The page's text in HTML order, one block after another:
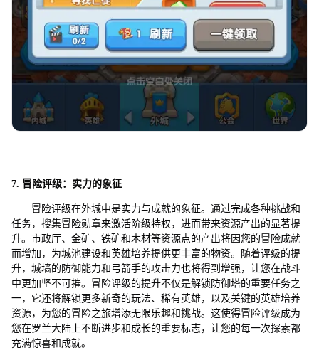
7. 冒险评级：实力的象征
冒险评级在外城中是实力与成就的象征。通过完成各种挑战和
任务，搜集冒险勋章来激活阶级特权，进而带来资源产出的显著提
升。市政厅、金矿、铁矿和木材等资源点的产出将因您的冒险成就
而增加，为城池建设和英雄培养提供更丰富的物资。随着评级的提
升，城墙的防御能力和弓箭手的攻击力也将得到增强，让您在战斗
中更加坚不可摧。冒险评级的提升不仅是解锁防御塔的重要任务之
一，它还将解锁更多新奇的玩法、稀有英雄，以及关键的英雄培养
资源，为您的冒险之旅增添无限乐趣和挑战。这使得冒险评级成为
您在罗兰大陆上不断进步和成长的重要标志，让您的每一次探索都
充满惊喜和成就。